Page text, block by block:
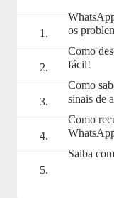
os
Como
fácil!
Como
sinais de
Como
Saiba